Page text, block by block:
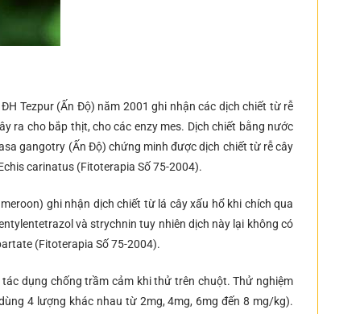
Tezpur (Ấn Độ) năm 2001 ghi nhận các dịch chiết từ rễ
ra cho bắp thịt, cho các enzy mes. Dịch chiết bằng nước
gangotry (Ấn Độ) chứng minh được dịch chiết từ rễ cây
carinatus (Fitoterapia Số 75-2004).
ghi nhận dịch chiết từ lá cây xấu hổ khi chích qua
và strychnin tuy nhiên dịch này lại không có
(Fitoterapia Số 75-2004).
dụng chống trầm cảm khi thử trên chuột. Thử nghiệm
4 lượng khác nhau từ 2mg, 4mg, 6mg đến 8 mg/kg).